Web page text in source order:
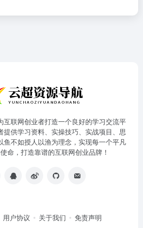
互联网创业者打造一个良好的学习交流平
提供学习资料、实操技巧、实战项目、思
鱼不如授人以渔为理念，实现每一个平凡
命，打造靠谱的互联网创业品牌！
用户协议 关于我们 免责声明